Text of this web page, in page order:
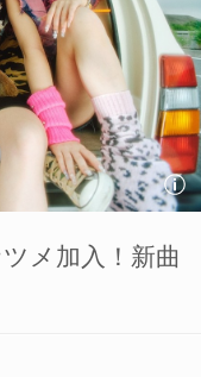
メ加入！新曲